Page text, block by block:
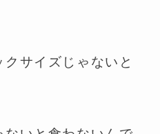
サイズじゃないと